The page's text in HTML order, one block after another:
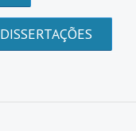
DISSERTAÇÕES